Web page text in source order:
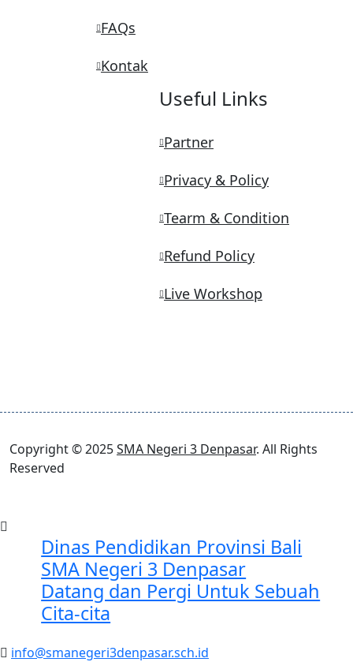
FAQs
Kontak
Useful Links
Partner
Privacy & Policy
Tearm & Condition
Refund Policy
Live Workshop
Copyright © 2025SMA Negeri 3 Denpasar. All Rights
Reserved
Dinas Pendidikan Provinsi Bali
SMA Negeri 3 Denpasar
Datang dan Pergi Untuk Sebuah
Cita-cita
info@smanegeri3denpasar.sch.id